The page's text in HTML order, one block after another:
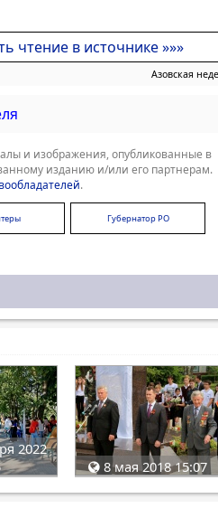
чтение в источнике »»»
Азовская
и изображения, опубликованные в
изданию и/или его партнерам.
.
Губернатор РО
2022
8 мая 2018 15:07